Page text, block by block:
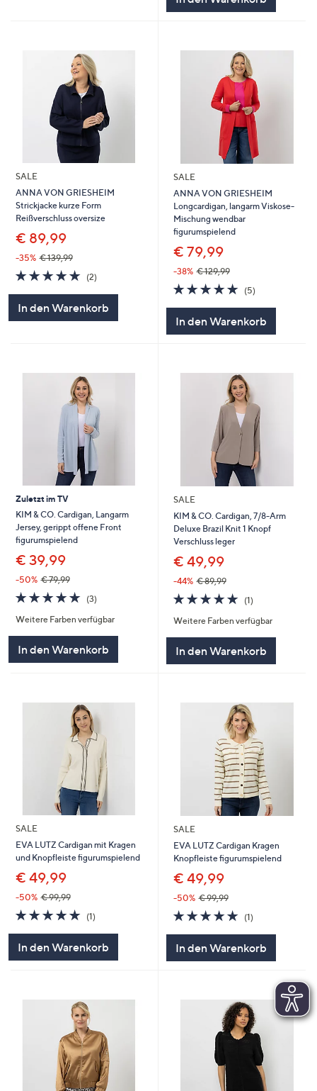
SALE
ANNA VON GRIESHEIM
Strickjacke kurze Form
Reißverschluss oversize
€ 89,99
-35% € 139,99
5.0
von
(2)2
In den Warenkorb
SALE
ANNA VON GRIESHEIM
Longcardigan, langarm Viskose-
Mischung wendbar
figurumspielend
€ 79,99
-38% € 129,99
5.0
von
(5)5
In den Warenkorb
Zuletzt im TV
KIM & CO. Cardigan, Langarm
Jersey, gerippt offene Front
figurumspielend
€ 39,99
-50% € 79,99
5.0
von
5
(3)3
Weitere Farben verfügbar
In den Warenkorb
SALE
KIM & CO. Cardigan, 7/8-Arm
Deluxe Brazil Knit 1 Knopf
Verschluss leger
€ 49,99
-44% € 89,99
5.0
von
5
(1)1
Weitere Farben verfügbar
In den Warenkorb
SALE
EVA LUTZ Cardigan mit Kragen
und Knopfleiste figurumspielend
€ 49,99
-50% € 99,99
5.0
von
(1)1
In den Warenkorb
SALE
EVA LUTZ Cardigan Kragen
Knopfleiste figurumspielend
€ 49,99
-50% € 99,99
5.0
von
(1)1
In den Warenkorb